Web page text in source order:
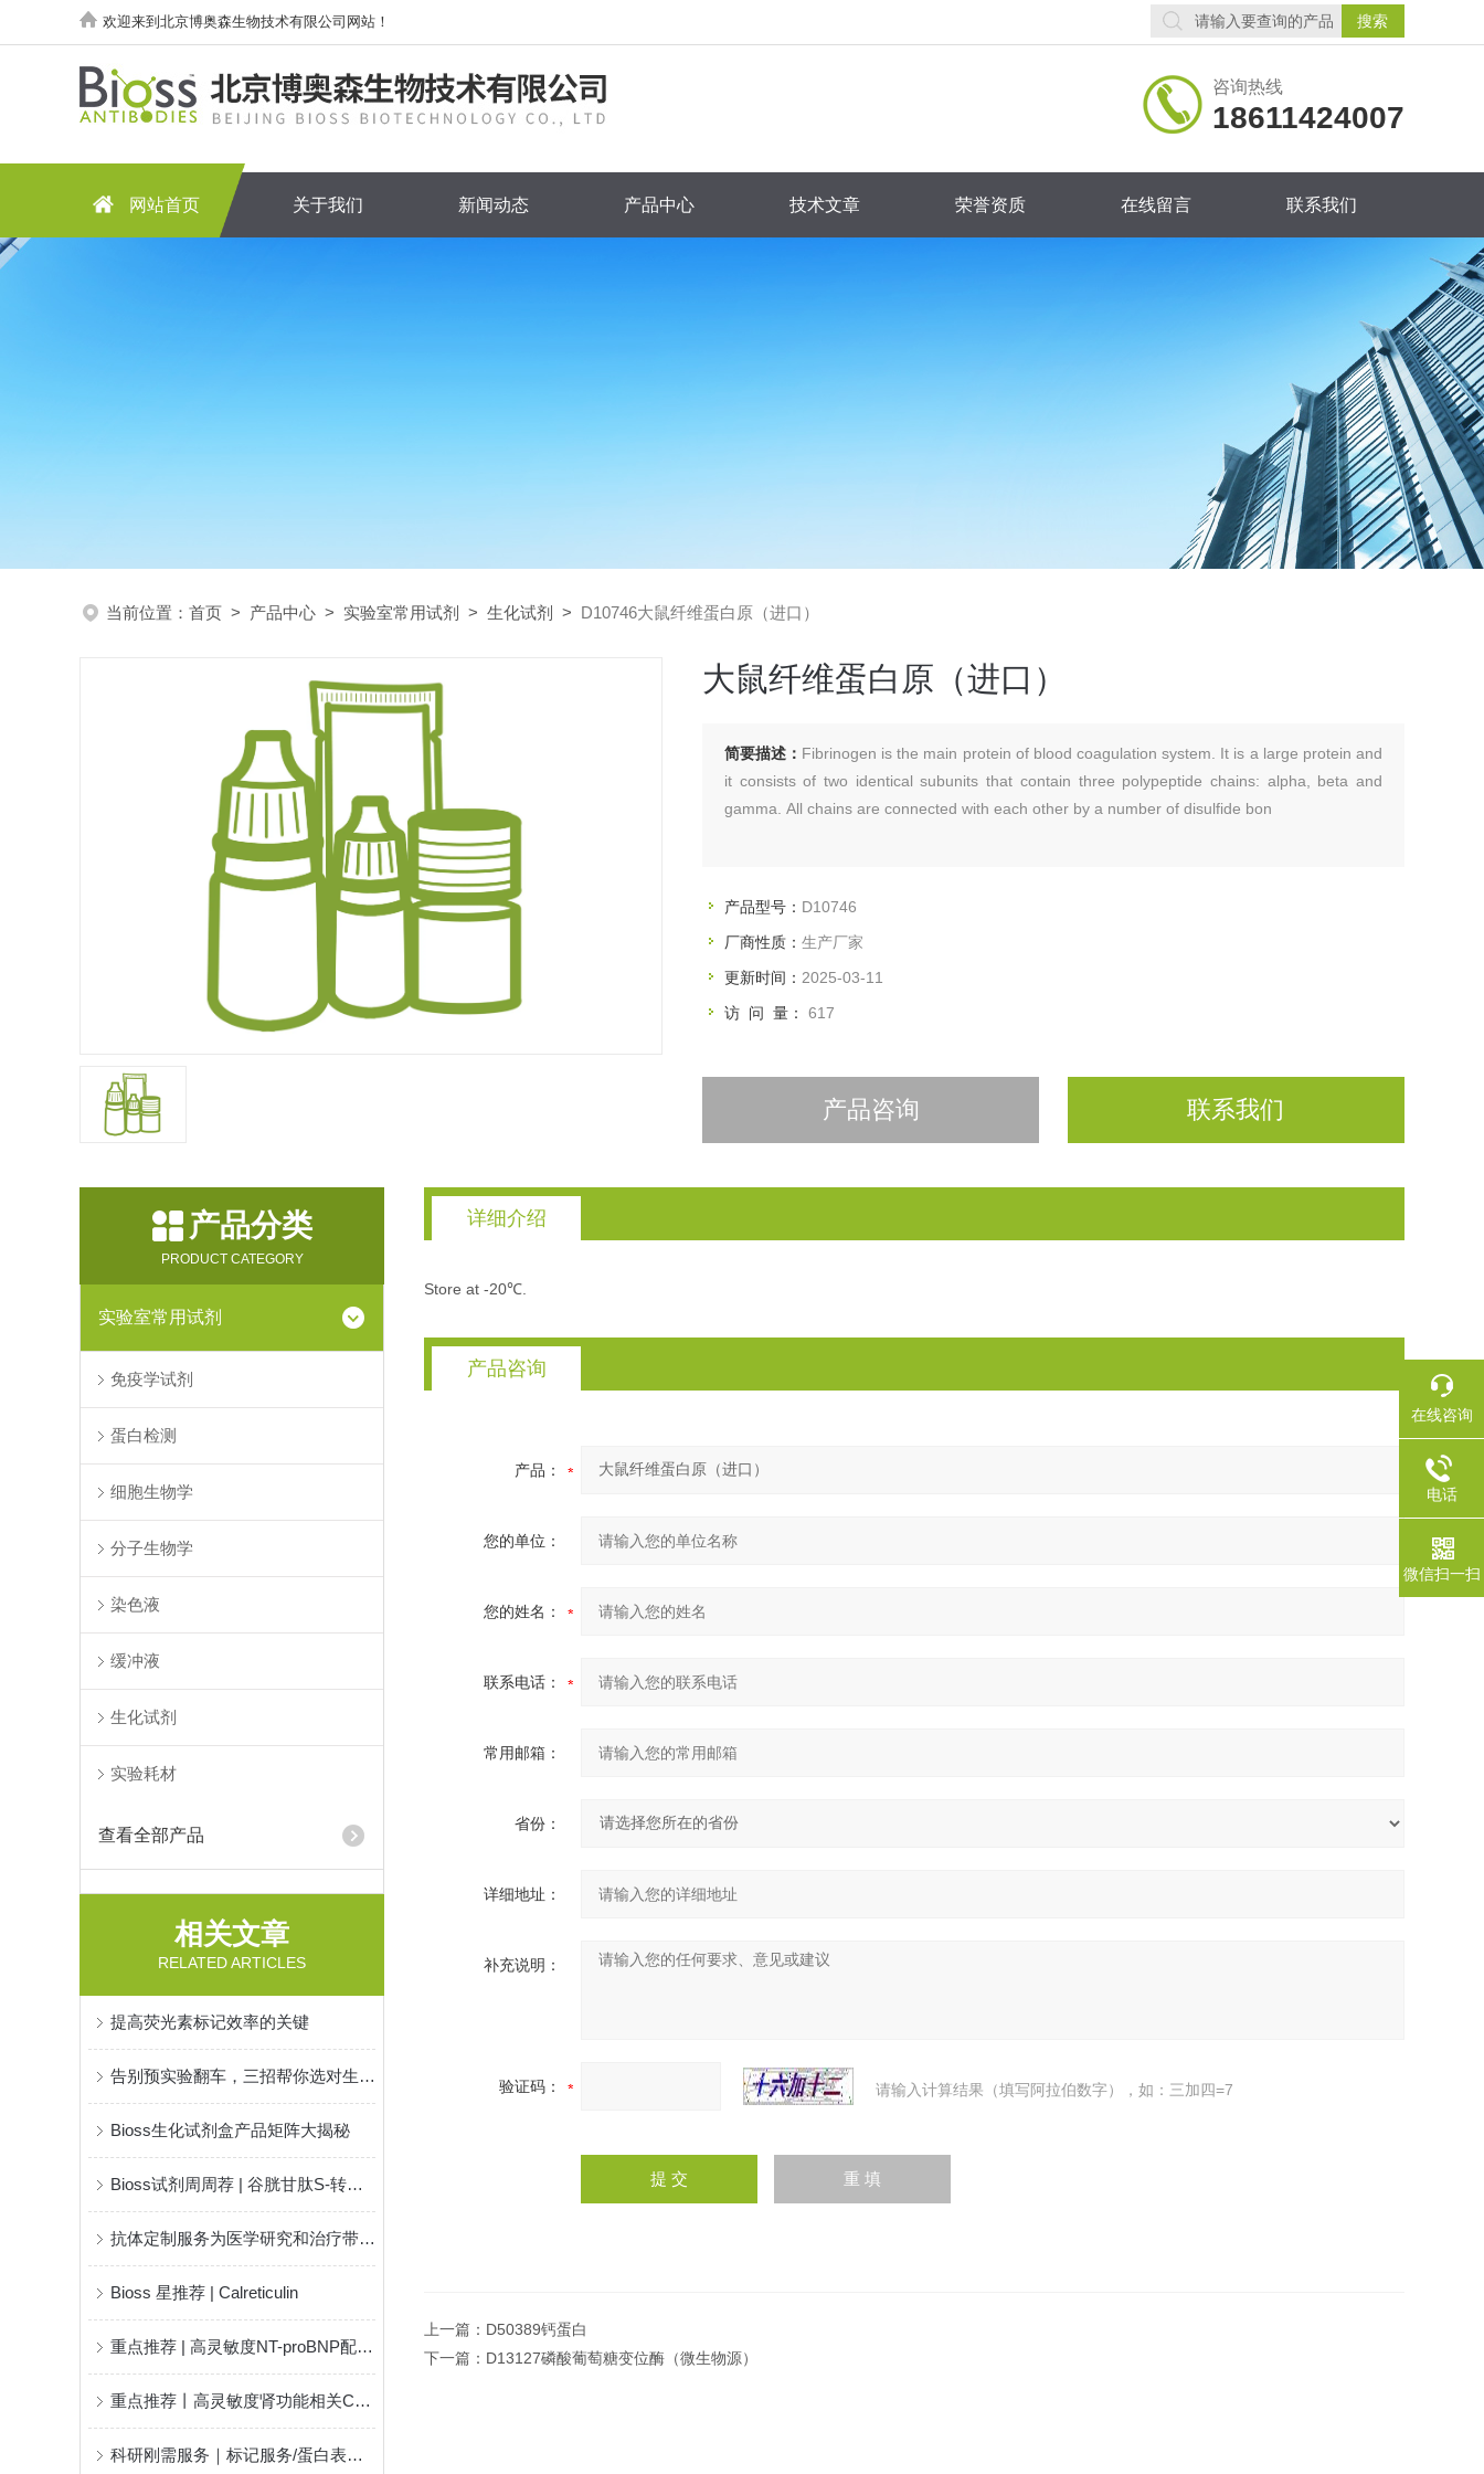
欢迎来到北京博奥森生物技术有限公司网站！
咨询热线
18611424007
网站首页 关于我们 新闻动态 产品中心 技术文章 荣誉资质 在线留言 联系我们
当前位置： 首页 > 产品中心 > 实验室常用试剂 > 生化试剂 > D10746大鼠纤维蛋白原（进口）
大鼠纤维蛋白原（进口）
简要描述： Fibrinogen is the main protein of blood coagulation system. It is a large protein and
it consists of two identical subunits that contain three polypeptide chains: alpha, beta and
gamma. All chains are connected with each other by a number of disulfide bon
产品型号： D10746
厂商性质： 生产厂家
更新时间： 2025-03-11
访 问 量： 617
产品咨询 联系我们
产品分类
PRODUCT CATEGORY
实验室常用试剂
免疫学试剂
蛋白检测
细胞生物学
分子生物学
染色液
缓冲液
生化试剂
实验耗材
查看全部产品
相关文章
RELATED ARTICLES
提高荧光素标记效率的关键
告别预实验翻车，三招帮你选对生化试剂盒
Bioss生化试剂盒产品矩阵大揭秘
Bioss试剂周周荐 | 谷胱甘肽S-转移酶(GST)活性检测试剂盒
抗体定制服务为医学研究和治疗带来了新的希望和机遇
Bioss 星推荐 | Calreticulin
重点推荐 | 高灵敏度NT-proBNP配对抗体！
重点推荐丨高灵敏度肾功能相关Cys-C配对抗体！
科研刚需服务｜标记服务/蛋白表达纯化/多肽合成高效交付
详细介绍
Store at -20℃.
产品咨询
产品：
您的单位：
您的姓名：
联系电话：
常用邮箱：
省份：
详细地址：
补充说明：
验证码： 请输入计算结果（填写阿拉伯数字），如：三加四=7
上一篇： D50389钙蛋白
下一篇： D13127磷酸葡萄糖变位酶（微生物源）
在线咨询
电话
微信扫一扫